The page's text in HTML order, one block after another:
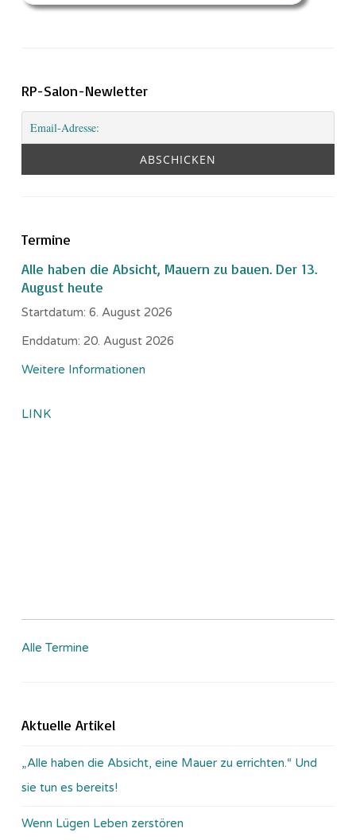
RP-Salon-Newletter
Termine
Alle haben die Absicht, Mauern zu bauen. Der 13.
August heute
Startdatum: 6. August 2026
Enddatum: 20. August 2026
Weitere Informationen
LINK
Alle Termine
Aktuelle Artikel
„Alle haben die Absicht, eine Mauer zu errichten.“ Und
sie tun es bereits!
Wenn Lügen Leben zerstören